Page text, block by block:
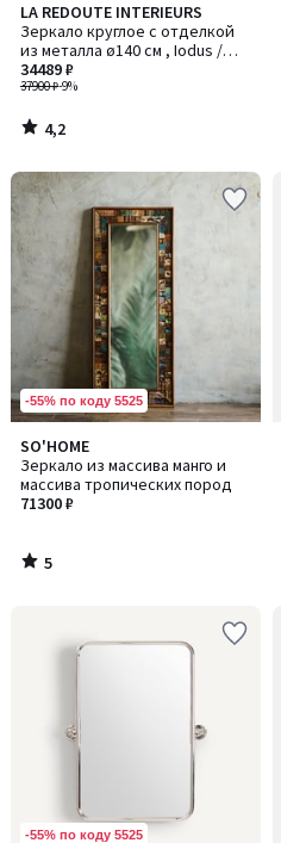
LA REDOUTE INTERIEURS
Зеркало круглое с отделкой
из металла ø140 см , Iodus /
Иодус
37900 ₽-9%
34489 ₽
4,2
/ 5
4,2
/
-55% по коду 5525
SO'HOME
Зеркало из массива манго и
массива тропических пород
71300 ₽
5
/
5
5
/
-55% по коду 5525